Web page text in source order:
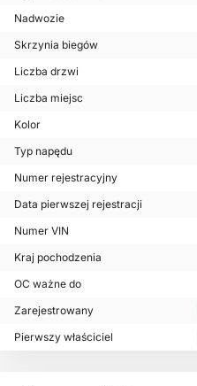
Nadwozie
Skrzynia biegów
Liczba drzwi
Liczba miejsc
Kolor
Typ napędu
Numer rejestracyjny
Data pierwszej rejestracji
Numer VIN
Kraj pochodzenia
OC ważne do
Zarejestrowany
Pierwszy właściciel